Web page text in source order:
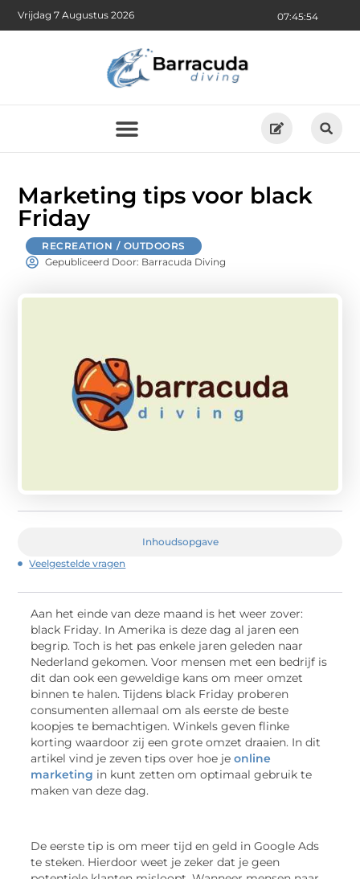
07:45:55
Vrijdag 7 Augustus 2026
Marketing tips voor black
Friday
RECREATION / OUTDOORS
Gepubliceerd Door: Barracuda Diving
Inhoudsopgave
Veelgestelde vragen
Aan het einde van deze maand is het weer zover:
black Friday. In Amerika is deze dag al jaren een
begrip. Toch is het pas enkele jaren geleden naar
Nederland gekomen. Voor mensen met een bedrijf is
dit dan ook een geweldige kans om meer omzet
binnen te halen. Tijdens black Friday proberen
consumenten allemaal om als eerste de beste
koopjes te bemachtigen. Winkels geven flinke
korting waardoor zij een grote omzet draaien. In dit
artikel vind je zeven tips over hoe jeonline
marketing in kunt zetten om optimaal gebruik te
maken van deze dag.
De eerste tip is om meer tijd en geld in Google Ads
te steken. Hierdoor weet je zeker dat je geen